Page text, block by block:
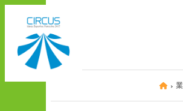
テ